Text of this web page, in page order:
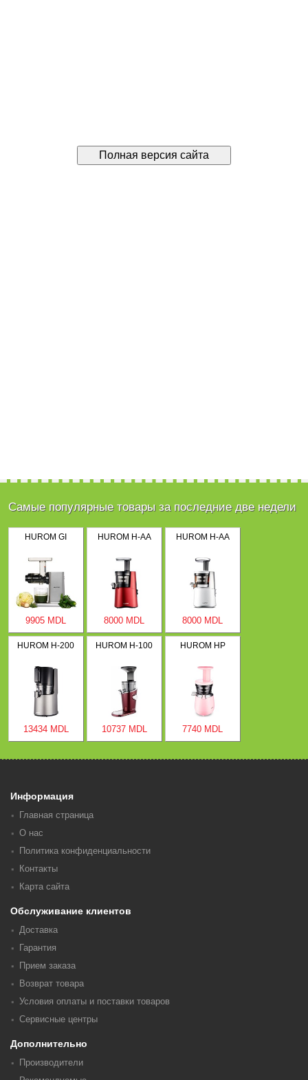
Самые популярные товары за последние две недели
HUROM GI
9905 MDL
HUROM H-AA
8000 MDL
HUROM H-AA
8000 MDL
HUROM H-200
13434 MDL
HUROM H-100
10737 MDL
HUROM HP
7740 MDL
Информация
Главная страница
О нас
Политика конфиденциальности
Контакты
Карта сайта
Обслуживание клиентов
Доставка
Гарантия
Прием заказа
Возврат товара
Условия оплаты и поставки товаров
Сервисные центры
Дополнительно
Производители